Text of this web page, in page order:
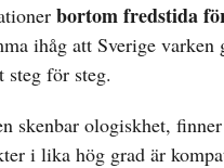
bortom fredstida
ihåg att Sverige
steg för steg.
skenbar ologiskhet,
i lika hög grad är